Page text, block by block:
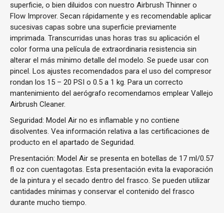
superficie, o bien diluidos con nuestro Airbrush Thinner o
Flow Improver. Secan rápidamente y es recomendable aplicar
sucesivas capas sobre una superficie previamente
imprimada. Transcurridas unas horas tras su aplicación el
color forma una película de extraordinaria resistencia sin
alterar el más mínimo detalle del modelo. Se puede usar con
pincel. Los ajustes recomendados para el uso del compresor
rondan los 15 – 20 PSI o 0.5 a 1 kg. Para un correcto
mantenimiento del aerógrafo recomendamos emplear Vallejo
Airbrush Cleaner.
Seguridad: Model Air no es inflamable y no contiene
disolventes. Vea información relativa a las certificaciones de
producto en el apartado de Seguridad.
Presentación: Model Air se presenta en botellas de 17 ml/0.57
fl oz con cuentagotas. Esta presentación evita la evaporación
de la pintura y el secado dentro del frasco. Se pueden utilizar
cantidades mínimas y conservar el contenido del frasco
durante mucho tiempo.